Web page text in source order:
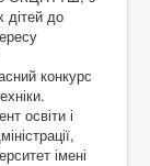
дітей до
конкурс
освіти і
імені